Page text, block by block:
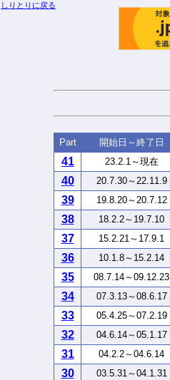
Part 開始日～終了日
41 23.2.1～現在
40 20.7.30～22.11.9
39 19.8.20～20.7.12
38 18.2.2～19.7.10
37 15.2.21～17.9.1
36 10.1.8～15.2.14
35 08.7.14～09.12.23
34 07.3.13～08.6.17
33 05.4.25～07.2.19
32 04.6.14～05.1.17
31 04.2.2～04.6.14
30 03.5.31～04.1.31
しりとりに戻る